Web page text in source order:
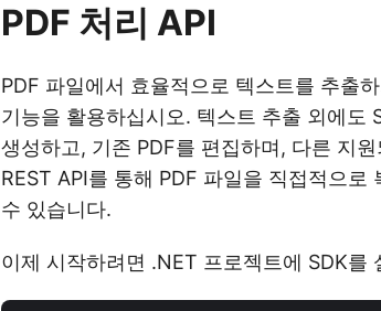
PDF 처리 API
PDF 파일에서 효율적으로 텍스트를 추출
기능을 활용하십시오. 텍스트 추출 외에도
생성하고, 기존 PDF를 편집하며, 다른 지
REST API를 통해 PDF 파일을 직접적으
수 있습니다.
이제 시작하려면 .NET 프로젝트에 SDK를